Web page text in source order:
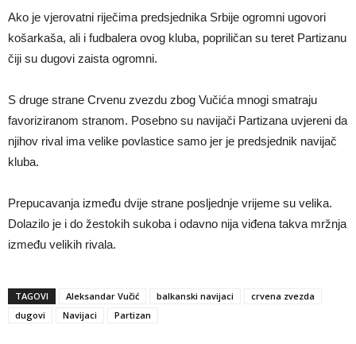
Ako je vjerovatni riječima predsjednika Srbije ogromni ugovori
košarkaša, ali i fudbalera ovog kluba, popriličan su teret Partizanu
čiji su dugovi zaista ogromni.
S druge strane Crvenu zvezdu zbog Vučića mnogi smatraju
favoriziranom stranom. Posebno su navijači Partizana uvjereni da
njihov rival ima velike povlastice samo jer je predsjednik navijač
kluba.
Prepucavanja između dvije strane posljednje vrijeme su velika.
Dolazilo je i do žestokih sukoba i odavno nija viđena takva mržnja
između velikih rivala.
TAGOVI Aleksandar Vučić balkanski navijaci
crvena zvezda
dugovi
Navijaci Partizan